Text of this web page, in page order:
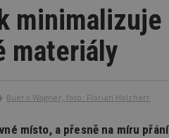
materiály
Buero Wagner, foto: Florian Holzherr
místo, a přesně na míru